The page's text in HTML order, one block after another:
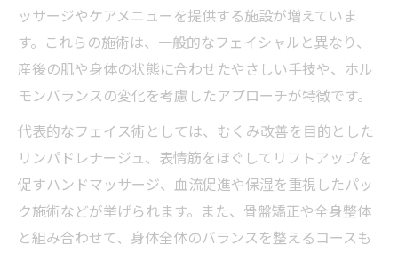
ッサージやケアメニューを提供する施設が増えていま
す。これらの施術は、一般的なフェイシャルと異なり、
産後の肌や身体の状態に合わせたやさしい手技や、ホル
モンバランスの変化を考慮したアプローチが特徴です。
代表的なフェイス術としては、むくみ改善を目的とした
リンパドレナージュ、表情筋をほぐしてリフトアップを
促すハンドマッサージ、血流促進や保湿を重視したパッ
ク施術などが挙げられます。また、骨盤矯正や全身整体
と組み合わせて、身体全体のバランスを整えるコースも